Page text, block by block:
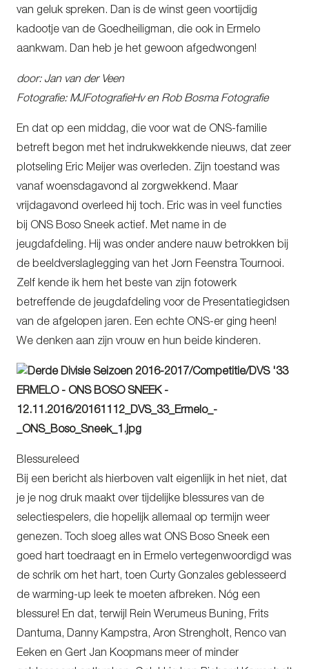
van geluk spreken. Dan is de winst geen voortijdig
kadootje van de Goedheiligman, die ook in Ermelo
aankwam. Dan heb je het gewoon afgedwongen!
door: Jan van der Veen
Fotografie: MJFotografieHv en Rob Bosma Fotografie
En dat op een middag, die voor wat de ONS-familie
betreft begon met het indrukwekkende nieuws, dat zeer
plotseling Eric Meijer was overleden. Zijn toestand was
vanaf woensdagavond al zorgwekkend. Maar
vrijdagavond overleed hij toch. Eric was in veel functies
bij ONS Boso Sneek actief. Met name in de
jeugdafdeling. Hij was onder andere nauw betrokken bij
de beeldverslaglegging van het Jorn Feenstra Tournooi.
Zelf kende ik hem het beste van zijn fotowerk
betreffende de jeugdafdeling voor de Presentatiegidsen
van de afgelopen jaren. Een echte ONS-er ging heen!
We denken aan zijn vrouw en hun beide kinderen.
Blessureleed
Bij een bericht als hierboven valt eigenlijk in het niet, dat
je je nog druk maakt over tijdelijke blessures van de
selectiespelers, die hopelijk allemaal op termijn weer
genezen. Toch sloeg alles wat ONS Boso Sneek een
goed hart toedraagt en in Ermelo vertegenwoordigd was
de schrik om het hart, toen Curty Gonzales geblesseerd
de warming-up leek te moeten afbreken. Nóg een
blessure! En dat, terwijl Rein Werumeus Buning, Frits
Dantuma, Danny Kampstra, Aron Strengholt, Renco van
Eeken en Gert Jan Koopmans meer of minder